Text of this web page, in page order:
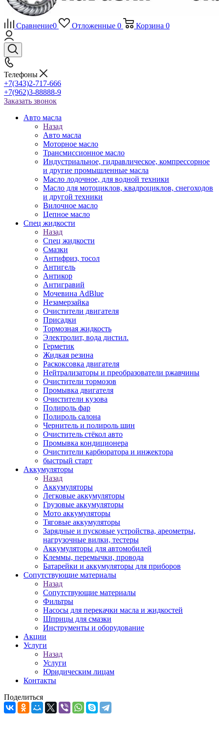
Сравнение0 Отложенные 0 Корзина 0
Телефоны
+7(343)2-717-666
+7(962)3-88888-9
Заказать звонок
Авто масла
Назад
Авто масла
Моторное масло
Трансмиссионное масло
Индустриальное, гидравлическое, компрессорное
и другие промышленные масла
Масло лодочное, для водной техники
Масло для мотоциклов, квадроциклов, снегоходов
и другой техники
Вилочное масло
Цепное масло
Спец жидкости
Назад
Спец жидкости
Смазки
Антифриз, тосол
Антигель
Антикор
Антигравий
Мочевина AdBlue
Незамерзайка
Очистители двигателя
Присадки
Тормозная жидкость
Электролит, вода дистил.
Герметик
Жидкая резина
Раскоксовка двигателя
Нейтрализаторы и преобразователи ржавчины
Очистители тормозов
Промывка двигателя
Очистители кузова
Полироль фар
Полироль салона
Чернитель и полироль шин
Очиститель стёкол авто
Промывка кондиционера
Очистители карбюратора и инжектора
быстрый старт
Аккумуляторы
Назад
Аккумуляторы
Легковые аккумуляторы
Грузовые аккумуляторы
Мото аккумуляторы
Тяговые аккумуляторы
Зарядные и пусковые устройства, ареометры,
нагрузочные вилки, тестеры
Аккумуляторы для автомобилей
Клеммы, перемычки, провода
Батарейки и аккумуляторы для приборов
Сопутствующие материалы
Назад
Сопутствующие материалы
Фильтры
Насосы для перекачки масла и жидкостей
Шприцы для смазки
Инструменты и оборудование
Акции
Услуги
Назад
Услуги
Юридическим лицам
Контакты
Поделиться